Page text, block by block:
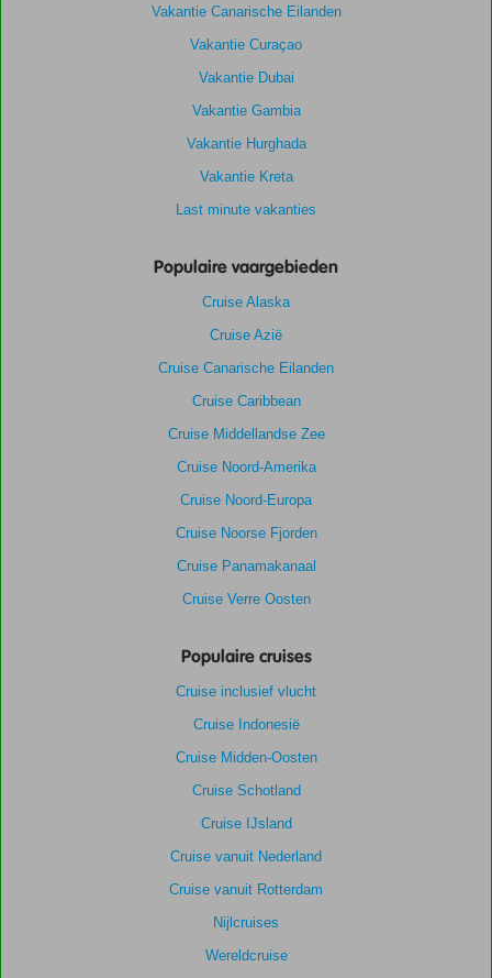
Vakantie Canarische Eilanden
Vakantie Curaçao
Vakantie Dubai
Vakantie Gambia
Vakantie Hurghada
Vakantie Kreta
Last minute vakanties
Populaire vaargebieden
Cruise Alaska
Cruise Azië
Cruise Canarische Eilanden
Cruise Caribbean
Cruise Middellandse Zee
Cruise Noord-Amerika
Cruise Noord-Europa
Cruise Noorse Fjorden
Cruise Panamakanaal
Cruise Verre Oosten
Populaire cruises
Cruise inclusief vlucht
Cruise Indonesië
Cruise Midden-Oosten
Cruise Schotland
Cruise IJsland
Cruise vanuit Nederland
Cruise vanuit Rotterdam
Nijlcruises
Wereldcruise